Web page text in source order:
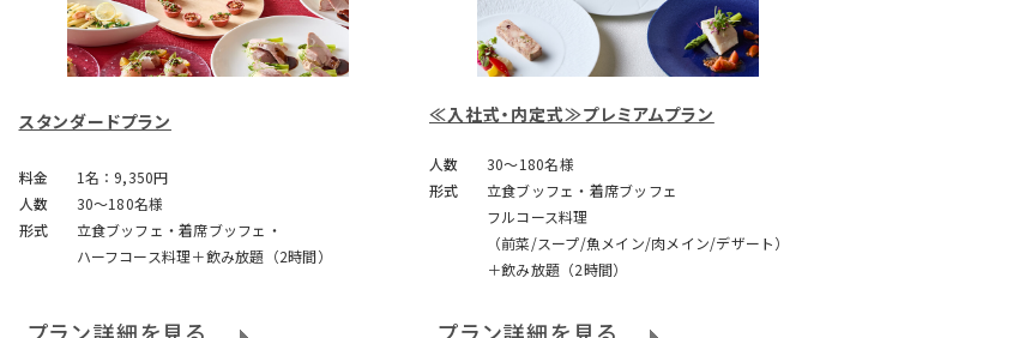
スタンダードプラン
料金
1名：9,350円
人数
30～180名様
形式
立食ブッフェ・着席ブッフェ・
ハーフコース料理＋飲み放題（2時間）
≪入社式・内定式≫プレミアムプラン
人数
30～180名様
形式
立食ブッフェ・着席ブッフェ
フルコース料理
（前菜/スープ/魚メイン/肉メイン/デザート）
＋飲み放題（2時間）